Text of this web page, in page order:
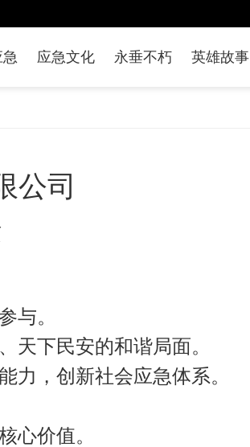
应急文化 永垂不朽 英雄故事
公司
与。
天下民安的和谐局面。
力， 创新社会应急体系。
心价值。